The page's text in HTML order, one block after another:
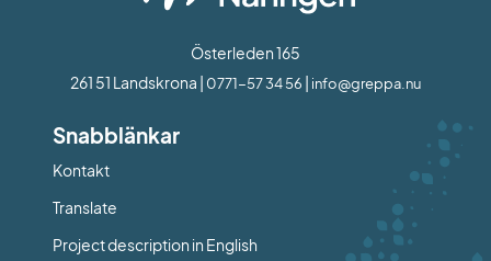
Österleden 165
261 51 Landskrona | 0771-57 34 56 | info@greppa.nu
Snabblänkar
Kontakt
Translate
Project description in English